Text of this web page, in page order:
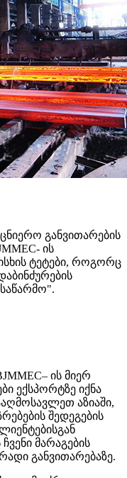
განვითარების
ის
ტეტები, როგორც
ის მიერ
ექსპორტზე იქნა
აზიაში,
შედეგების
მარაგების
განვითარებაზე.